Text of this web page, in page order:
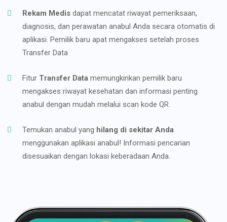
Rekam Medis dapat mencatat riwayat pemeriksaan,
diagnosis, dan perawatan anabul Anda secara otomatis di
aplikasi. Pemilik baru apat mengakses setelah proses
Transfer Data
Fitur Transfer Data memungkinkan pemilik baru
mengakses riwayat kesehatan dan informasi penting
anabul dengan mudah melalui scan kode QR.
Temukan anabul yang hilang di sekitar Anda
menggunakan aplikasi anabul! Informasi pencarian
disesuaikan dengan lokasi keberadaan Anda.